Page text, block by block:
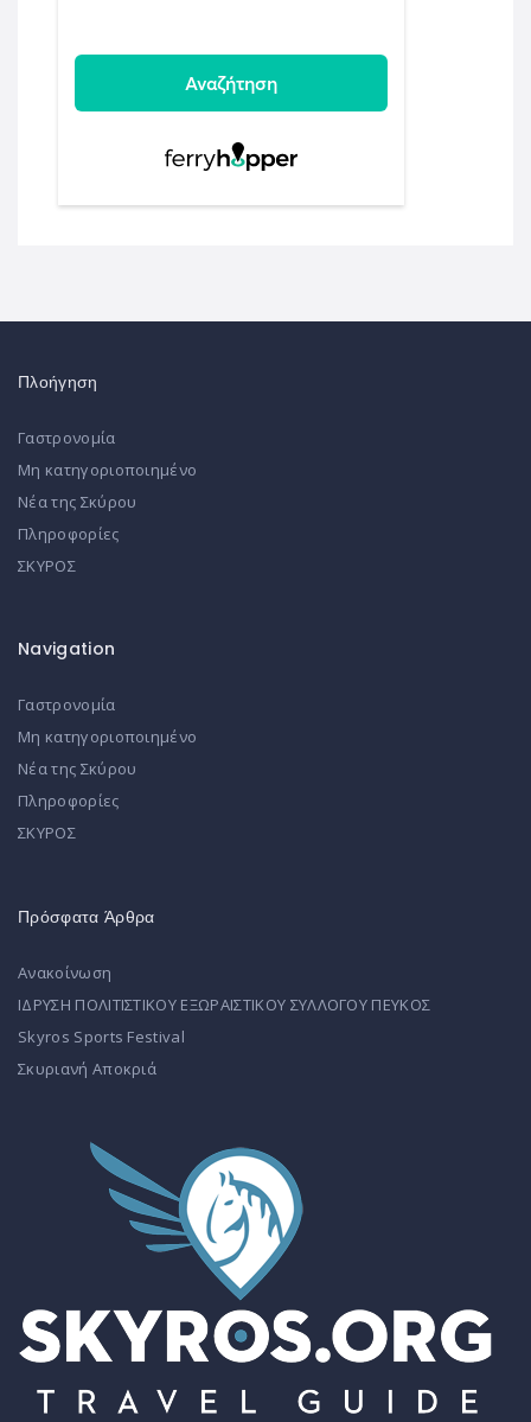
Πλοήγηση
Γαστρονομία
Μη κατηγοριοποιημένο
Νέα της Σκύρου
Πληροφορίες
ΣΚΥΡΟΣ
Navigation
Γαστρονομία
Μη κατηγοριοποιημένο
Νέα της Σκύρου
Πληροφορίες
ΣΚΥΡΟΣ
Πρόσφατα Άρθρα
Ανακοίνωση
ΙΔΡΥΣΗ ΠΟΛΙΤΙΣΤΙΚΟΥ ΕΞΩΡΑΙΣΤΙΚΟΥ ΣΥΛΛΟΓΟΥ ΠΕΥΚΟΣ
Skyros Sports Festival
Σκυριανή Αποκριά